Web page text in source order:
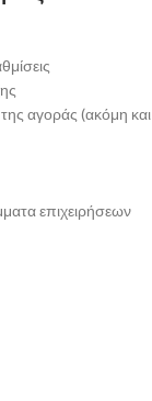
αγοράς (ακόμη και
επιχειρήσεων